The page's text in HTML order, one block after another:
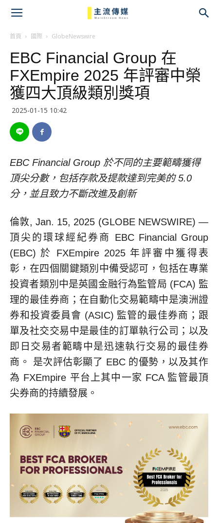
首頁 國際 GlobeNewswire
EBC Financial Group 在
FXEmpire 2025 年評審中榮
獲四大頂級類別獎項
2025-01-15 10:42
EBC Financial Group 於不同的主要範疇獲得
頂尖分數，包括存款及提款達到完美的 5.0
分，並且致力不斷改進及創新
倫敦, Jan. 15, 2025 (GLOBE NEWSWIRE) —
頂尖的環球經紀券商 EBC Financial Group
(EBC) 於 FXEmpire 2025 年評審中獲得表
彰，在四個關鍵類別中備受認可，包括在專業
投資者類別中是英國金融行為監管局 (FCA) 監
理的最佳券商；在自動化交易範疇中是澳洲證
券和投資委員會 (ASIC) 監管的最佳券商；跟
單及社交交易中是最佳的訂單執行公司；以及
即日交易者範疇中是迅速執行交易的最佳券
商。 是次評估彰顯了 EBC 的優勢，以及其作
為 FXEmpire 平台上其中一家 FCA 監管最頂
尖券商的持續發展。